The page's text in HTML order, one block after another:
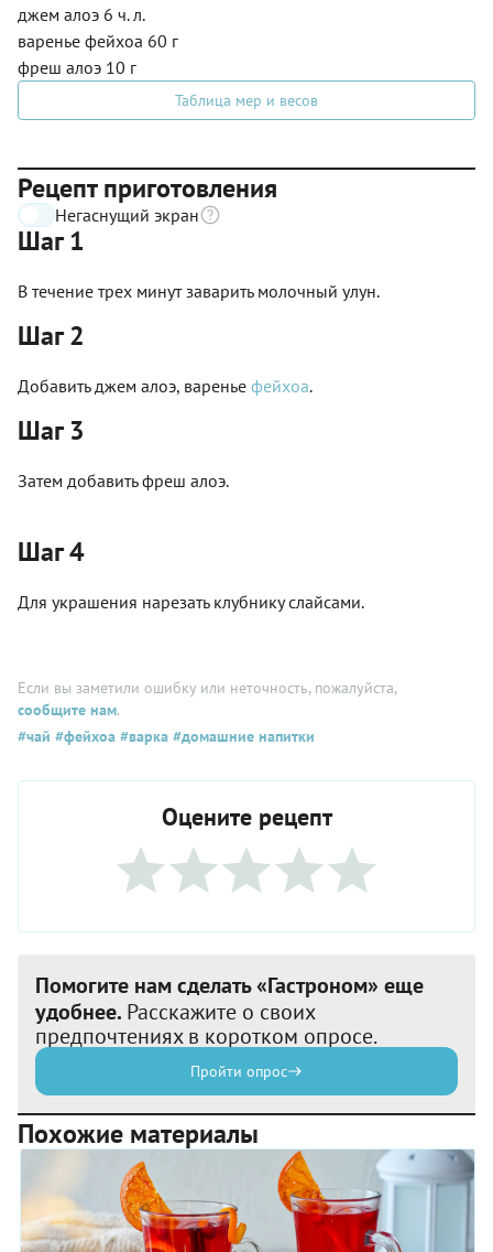
джем алоэ 6 ч. л.
варенье фейхоа 60 г
фреш алоэ 10 г
Таблица мер и весов
Рецепт приготовления
Негаснущий экран
Шаг 1
В течение трех минут заварить молочный улун.
Шаг 2
Добавить джем алоэ, варенье фейхоа.
Шаг 3
Затем добавить фреш алоэ.
Шаг 4
Для украшения нарезать клубнику слайсами.
Если вы заметили ошибку или неточность, пожалуйста,
сообщите нам.
#чай #фейхоа #варка #домашние напитки
Оцените рецепт
Помогите нам сделать «Гастроном» еще
удобнее. Расскажите о своих
предпочтениях в коротком опросе.
Пройти опрос
Похожие материалы